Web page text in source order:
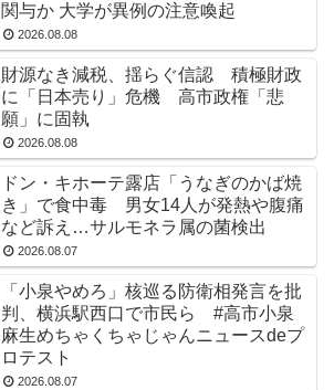
関与か 大学が異例の注意喚起
2026.08.08
財源なき減税、揺らぐ信認 積極財政
に「日本売り」危機 高市政権「悲
願」に固執
2026.08.08
ドン・キホーテ露店「うなぎのかば焼
き」で食中毒 男女14人が発熱や腹痛
など訴え…サルモネラ属の菌検出
2026.08.07
「小泉やめろ」核巡る防衛相発言を批
判、横浜駅西口で市民ら #高市小泉
麻生めちゃくちゃじゃんニュースdeプ
ロテスト
2026.08.07